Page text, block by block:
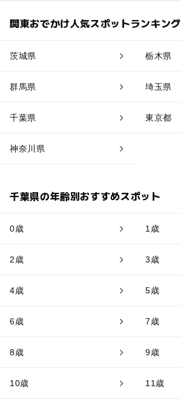
関東おでかけ人気スポットランキング
茨城県 栃木県
群馬県 埼玉県
千葉県 東京都
神奈川県
千葉県の年齢別おすすめスポット
0歳 1歳
2歳 3歳
4歳 5歳
6歳 7歳
8歳 9歳
10歳 11歳